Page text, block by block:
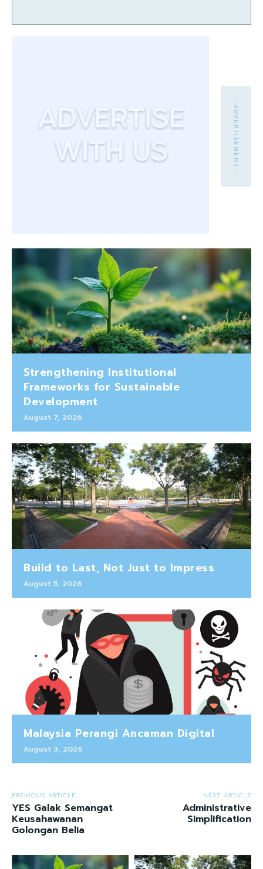
- ADVERTISEMENT -
Strengthening Institutional
Frameworks for Sustainable
Development
August 7, 2026
Build to Last, Not Just to Impress
August 5, 2026
Malaysia Perangi Ancaman Digital
August 3, 2026
PREVIOUS ARTICLE
YES Galak Semangat
Keusahawanan
Golongan Belia
NEXT ARTICLE
Administrative
Simplification